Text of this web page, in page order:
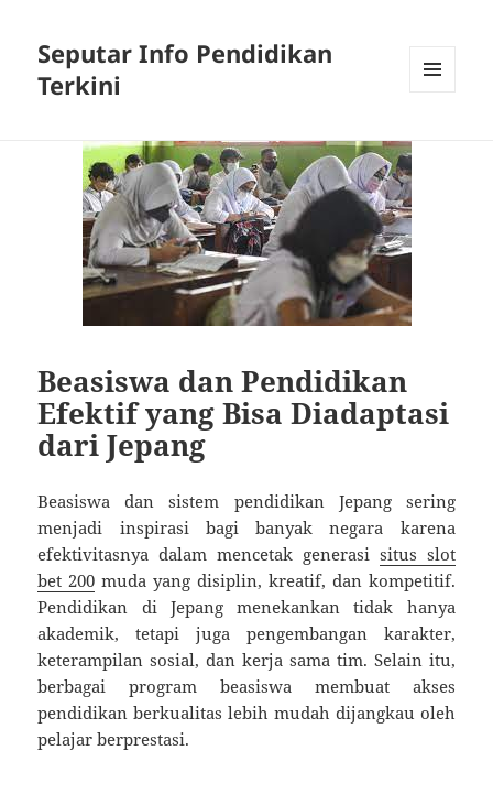
Seputar Info Pendidikan
Terkini
WIDGETS
Beasiswa dan Pendidikan
Efektif yang Bisa Diadaptasi
dari Jepang
Beasiswa dan sistem pendidikan Jepang sering
menjadi inspirasi bagi banyak negara karena
efektivitasnya dalam mencetak generasi situs slot
bet 200 muda yang disiplin, kreatif, dan kompetitif.
Pendidikan di Jepang menekankan tidak hanya
akademik, tetapi juga pengembangan karakter,
keterampilan sosial, dan kerja sama tim. Selain itu,
berbagai program beasiswa membuat akses
pendidikan berkualitas lebih mudah dijangkau oleh
pelajar berprestasi.